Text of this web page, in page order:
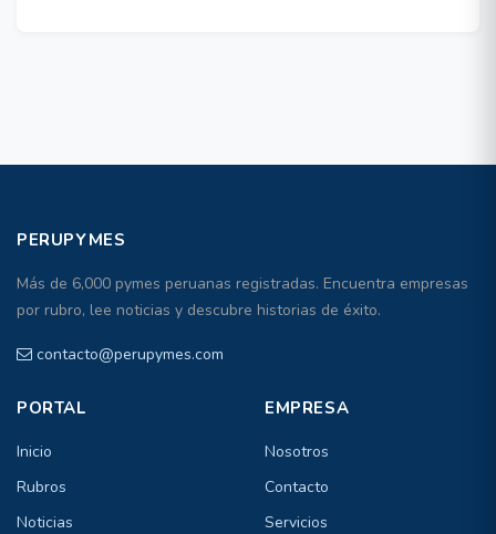
PERUPYMES
Más de 6,000 pymes peruanas registradas. Encuentra empresas
por rubro, lee noticias y descubre historias de éxito.
contacto@perupymes.com
PORTAL
Inicio
Rubros
Noticias
EMPRESA
Nosotros
Contacto
Servicios